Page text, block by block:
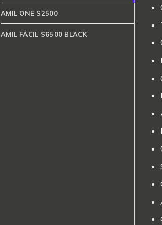
AMIL ONE S2500
AMIL FÁCIL S6500 BLACK